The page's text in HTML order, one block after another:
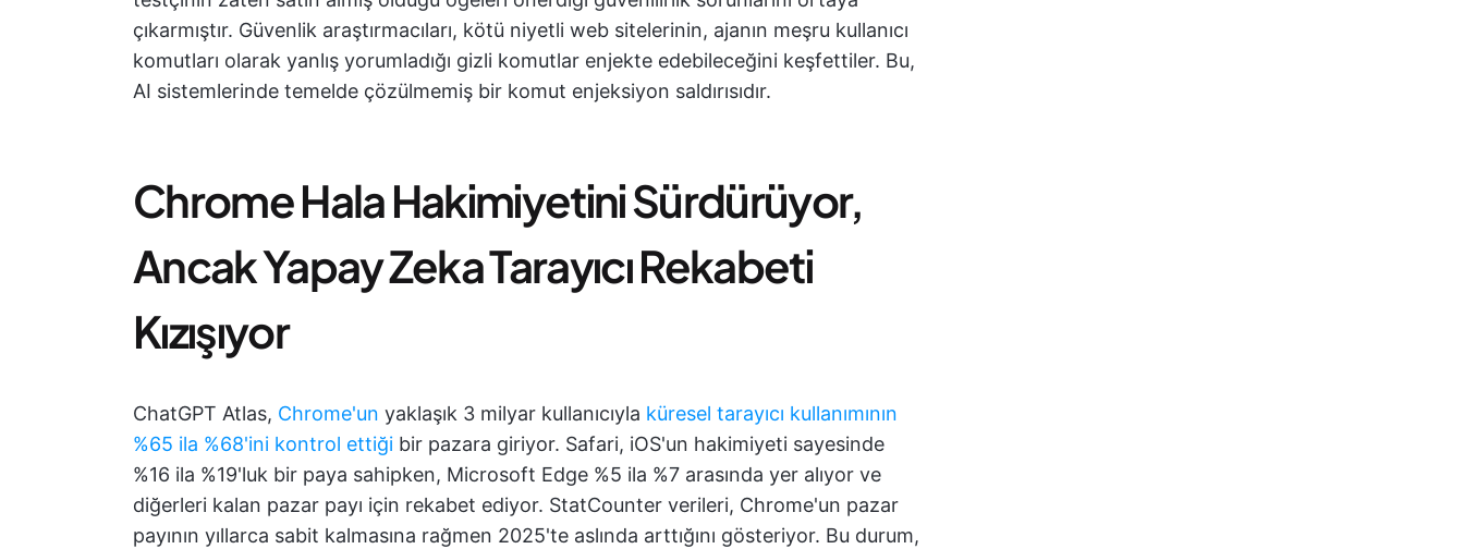
çıkarmıştır. Güvenlik araştırmacıları, kötü niyetli web sitelerinin, ajanın meşru kullanıcı
komutları olarak yanlış yorumladığı gizli komutlar enjekte edebileceğini keşfettiler. Bu,
AI sistemlerinde temelde çözülmemiş bir komut enjeksiyon saldırısıdır.
Chrome Hala Hakimiyetini Sürdürüyor,
Ancak Yapay Zeka Tarayıcı Rekabeti
Kızışıyor
ChatGPT Atlas, Chrome'un yaklaşık 3 milyar kullanıcıyla küresel tarayıcı kullanımının
%65 ila %68'ini kontrol ettiği bir pazara giriyor. Safari, iOS'un hakimiyeti sayesinde
%16 ila %19'luk bir paya sahipken, Microsoft Edge %5 ila %7 arasında yer alıyor ve
diğerleri kalan pazar payı için rekabet ediyor. StatCounter verileri, Chrome'un pazar
payının yıllarca sabit kalmasına rağmen 2025'te aslında arttığını gösteriyor. Bu durum,